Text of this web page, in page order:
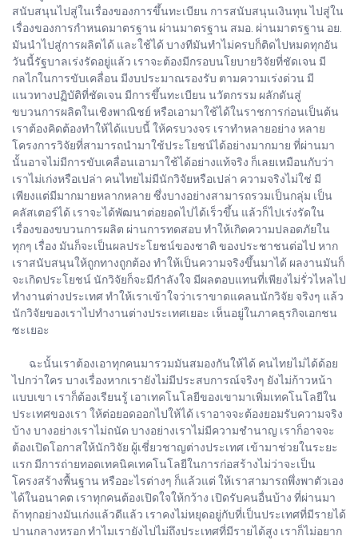
สนับสนุนไปสู่ในเรื่องของการขึ้นทะเบียน การสนับสนุนเงินทุน ไปสู่ใน
เรื่องของการกำหนดมาตรฐาน ผ่านมาตรฐาน สมอ. ผ่านมาตรฐาน อย.
มันนำไปสู่การผลิตได้ และใช้ได้ บางทีมันทำไม่ครบก็ติดไปหมดทุกอัน
วันนี้รัฐบาลเร่งรัดอยู่แล้ว เราจะต้องมีกรอบนโยบายวิจัยที่ชัดเจน มี
กลไกในการขับเคลื่อน มีงบประมาณรองรับ ตามความเร่งด่วน มี
แนวทางปฏิบัติที่ชัดเจน มีการขึ้นทะเบียน นวัตกรรม ผลักดันสู่
ขบวนการผลิตในเชิงพาณิชย์ หรือเอามาใช้ได้ในราชการก่อนเป็นต้น
เราต้องคิดต้องทำให้ได้แบบนี้ ให้ครบวงจร เราทำหลายอย่าง หลาย
โครงการวิจัยที่สามารถนำมาใช้ประโยชน์ได้อย่างมากมาย ที่ผ่านมา
นั้นอาจไม่มีการขับเคลื่อนเอามาใช้ได้อย่างแท้จริง ก็เลยเหมือนกับว่า
เราไม่เก่งหรือเปล่า คนไทยไม่มีนักวิจัยหรือเปล่า ความจริงไม่ใช่ มี
เพียงแต่มีมากมายหลากหลาย ซึ่งบางอย่างสามารถรวมเป็นกลุ่ม เป็น
คลัสเตอร์ได้ เราจะได้พัฒนาต่อยอดไปได้เร็วขึ้น แล้วก็ไปเร่งรัดใน
เรื่องของขบวนการผลิต ผ่านการทดสอบ ทำให้เกิดความปลอดภัยใน
ทุกๆ เรื่อง มันก็จะเป็นผลประโยชน์ของชาติ ของประชาชนต่อไป หาก
เราสนับสนุนให้ถูกทางถูกต้อง ทำให้เป็นความจริงขึ้นมาได้ ผลงานมันก็
จะเกิดประโยชน์ นักวิจัยก็จะมีกำลังใจ มีผลตอบแทนที่เพียงไม่รั่วไหลไป
ทำงานต่างประเทศ ทำให้เราเข้าใจว่าเราขาดแคลนนักวิจัย จริงๆ แล้ว
นักวิจัยของเราไปทำงานต่างประเทศเยอะ เห็นอยู่ในภาคธุรกิจเอกชน
ซะเยอะ
ฉะนั้นเราต้องเอาทุกคนมารวมมันสมองกันให้ได้ คนไทยไม่ได้ด้อย
ไปกว่าใคร บางเรื่องหากเรายังไม่มีประสบการณ์จริงๆ ยังไม่ก้าวหน้า
แบบเขา เราก็ต้องเรียนรู้ เอาเทคโนโลยีของเขามาเพิ่มเทคโนโลยีใน
ประเทศของเรา ให้ต่อยอดออกไปให้ได้ เราอาจจะต้องยอมรับความจริง
บ้าง บางอย่างเราไม่ถนัด บางอย่างเราไม่มีความชำนาญ เราก็อาจจะ
ต้องเปิดโอกาสให้นักวิจัย ผู้เชี่ยวชาญต่างประเทศ เข้ามาช่วยในระยะ
แรก มีการถ่ายทอดเทคนิคเทคโนโลยีในการก่อสร้างไม่ว่าจะเป็น
โครงสร้างพื้นฐาน หรืออะไรต่างๆ ก็แล้วแต่ ให้เราสามารถพึ่งพาตัวเอง
ได้ในอนาคต เราทุกคนต้องเปิดใจให้กว้าง เปิดรับคนอื่นบ้าง ที่ผ่านมา
ถ้าทุกอย่างมันเก่งแล้วดีแล้ว เราคงไม่หยุดอยู่กับที่เป็นประเทศที่มีรายได้
ปานกลางหรอก ทำไมเรายังไปไม่ถึงประเทศที่มีรายได้สูง เราก็ไม่อยาก